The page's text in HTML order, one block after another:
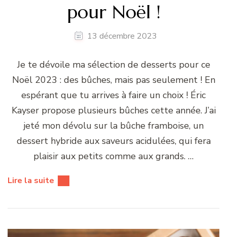
pour Noël !
13 décembre 2023
Je te dévoile ma sélection de desserts pour ce
Noël 2023 : des bûches, mais pas seulement ! En
espérant que tu arrives à faire un choix ! Éric
Kayser propose plusieurs bûches cette année. J’ai
jeté mon dévolu sur la bûche framboise, un
dessert hybride aux saveurs acidulées, qui fera
plaisir aux petits comme aux grands. …
Lire la suite